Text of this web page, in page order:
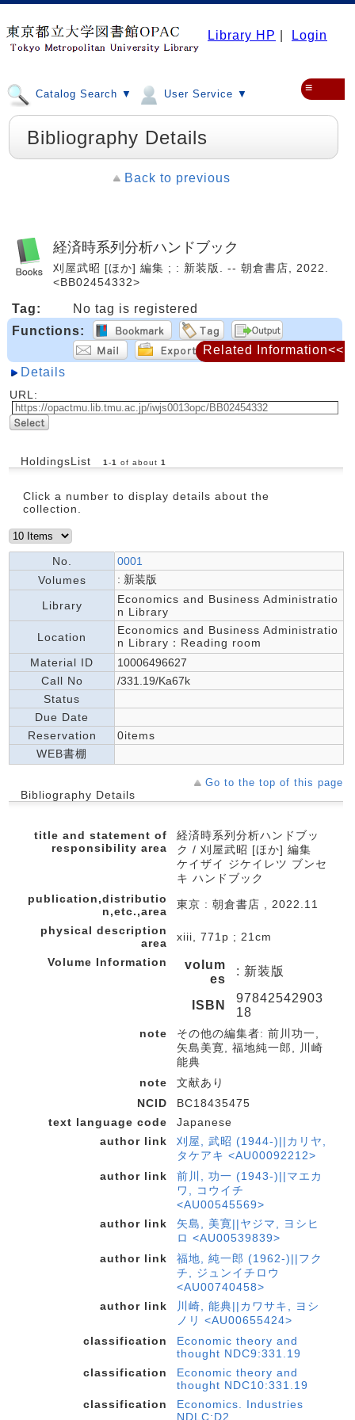
Library HP Login
Catalog Search ▼ User Service ▼ ≡
Bibliography Details
Back to previous
経済時系列分析ハンドブック
刈屋武昭 [ほか] 編集 ; : 新装版. -- 朝倉書店, 2022.
<BB02454332>
Tag:
No tag is registered
Functions:
Details
URL:
HoldingsList 1 -1 of about 1
Click a number to display details about the
collection.
No.
0001
Volumes
: 新装版
Library
Economics and Business Administratio
n Library
Location
Economics and Business Administratio
n Library：Reading room
Material ID
10006496627
Call No
/331.19/Ka67k
Status
Due Date
Reservation
0items
WEB書棚
Go to the top of this page
Bibliography Details
title and statement of
responsibility area
経済時系列分析ハンドブッ
ク / 刈屋武昭 [ほか] 編集
ケイザイ ジケイレツ ブンセ
キ ハンドブック
publication,distributio
n,etc.,area
東京 : 朝倉書店 , 2022.11
physical description
area
xiii, 771p ; 21cm
Volume Information
volum
es
: 新装版
ISBN
97842542903
18
note
その他の編集者: 前川功一,
矢島美寛, 福地純一郎, 川崎
能典
note
文献あり
NCID
BC18435475
text language code
Japanese
author link
刈屋, 武昭 (1944-)||カリヤ,
タケアキ <AU00092212>
author link
前川, 功一 (1943-)||マエカ
ワ, コウイチ
<AU00545569>
author link
矢島, 美寛||ヤジマ, ヨシヒ
ロ <AU00539839>
author link
福地, 純一郎 (1962-)||フク
チ, ジュンイチロウ
<AU00740458>
author link
川崎, 能典||カワサキ, ヨシ
ノリ <AU00655424>
classification
Economic theory and
thought NDC9:331.19
classification
Economic theory and
thought NDC10:331.19
classification
Economics. Industries
NDLC:D2
Related Information<<